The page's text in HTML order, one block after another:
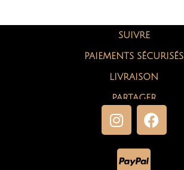
SUIVRE
PAIEMENTS SÉCURISÉS
LIVRAISON
PARTAGER